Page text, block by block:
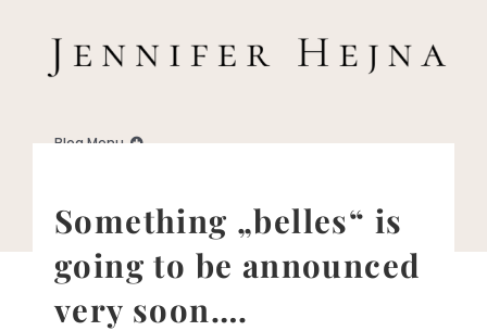
Blog Menu
Blog
Something „belles“ is
going to be announced
very soon….